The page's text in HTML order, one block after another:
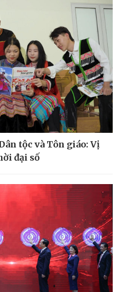
tộc và Tôn giáo: Vị
đại số